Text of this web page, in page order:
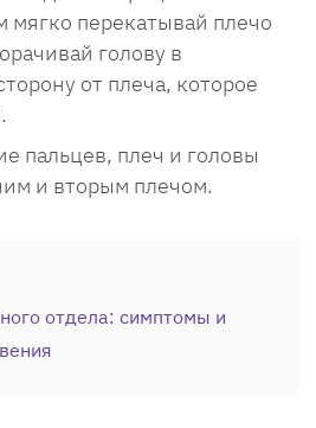
перекатывай плечо
голову в
от плеча, которое
пальцев, плеч и головы
и вторым плечом.
отдела: симптомы и